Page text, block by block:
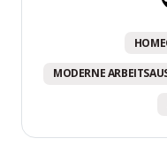
MODERNE